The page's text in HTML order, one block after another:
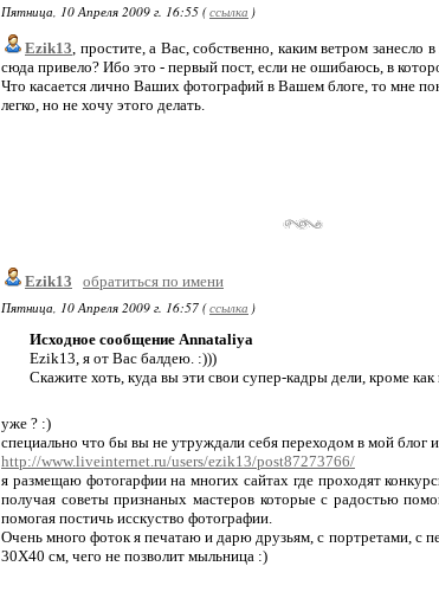
Пятница, 10 Апреля 2009 г. 16:55 (ссылка )
Ezik13, простите, а Вас, собственно, каким ветром
сюда привело? Ибо это - первый пост, если не ошибаюсь, в
Что касается лично Ваших фотографий в Вашем блоге, то мне
легко, но не хочу этого делать.
Ezik13
обратиться по имени
Пятница, 10 Апреля 2009 г. 16:57 (ссылка )
Исходное сообщение Annataliya
Ezik13, я от Вас балдею. :)))
Скажите хоть, куда вы эти свои супер-кадры дели, кроме как
уже ? :)
специально что бы вы не утруждали себя переходом в мой блог
http://www.liveinternet.ru/users/ezik13/post87273766/
я размещаю фотогарфии на многих сайтах где проходят
получая советы признаных мастеров которые с радостью
помогая постичь исскуство фотографии.
Очень много фоток я печатаю и дарю друзьям, с портретами, с
30Х40 см, чего не позволит мыльница :)